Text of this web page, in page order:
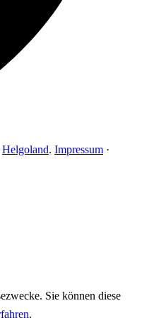
Helgoland. Impressum ·
Sie können diese
.